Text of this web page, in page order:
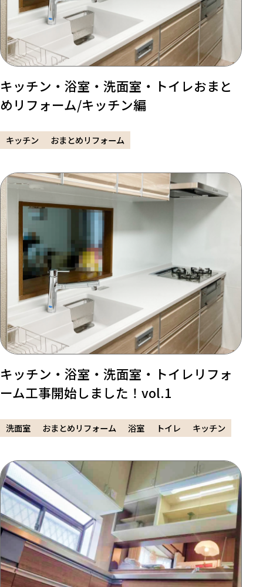
キッチン・浴室・洗面室・トイレおまと
めリフォーム/キッチン編
キッチン おまとめリフォーム
キッチン・浴室・洗面室・トイレリフォ
ーム工事開始しました！vol.1
洗面室 おまとめリフォーム 浴室 トイレ キッチン